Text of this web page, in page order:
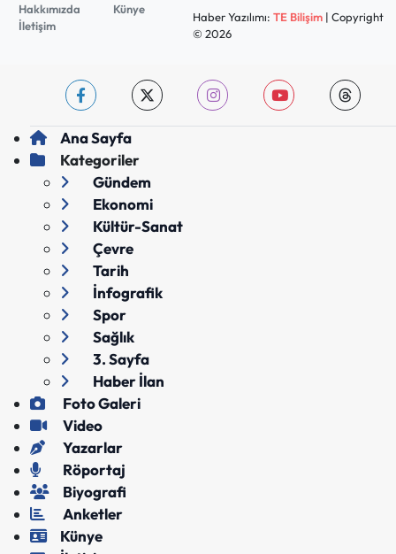
Hakkımızda
Künye
İletişim
Haber Yazılımı: TE Bilişim| Copyright
© 2026
Ana Sayfa
Kategoriler
Gündem
Ekonomi
Kültür-Sanat
Çevre
Tarih
İnfografik
Spor
Sağlık
3. Sayfa
Haber İlan
Foto Galeri
Video
Yazarlar
Röportaj
Biyografi
Anketler
Künye